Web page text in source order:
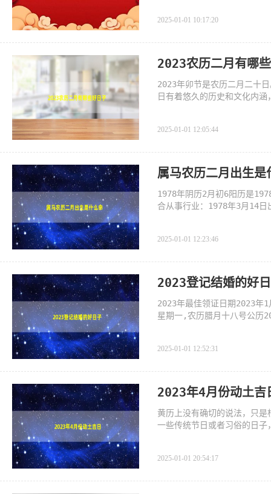
2025-01-01 10:17:20
2023农历二月有哪
2023年卯节是农历二月二十
日有着悠久的历史和文化内
2025-01-01 12:05:44
属马农历二月出生是
1978年阴历2月初6阳历是
合从事行业：1978年3月14
2025-01-01 12:23:46
2023登记结婚的好
2023年最佳领证日期2023年
星期一,农历腊月十八号公历
2025-01-01 12:52:31
2023年4月份动土吉
黄历上没有确切的说法，只
一些传统节日或者习俗的日
2025-01-01 20:54:17